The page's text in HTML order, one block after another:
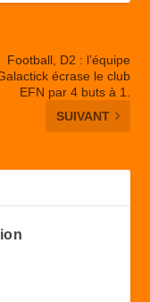
Football, D2 : l’équipe
écrase le club
EFN par 4 buts à 1.
SUIVANT